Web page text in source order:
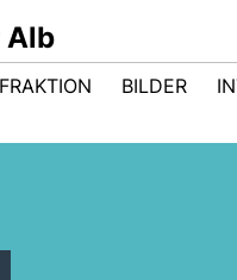
Alb
BILDER